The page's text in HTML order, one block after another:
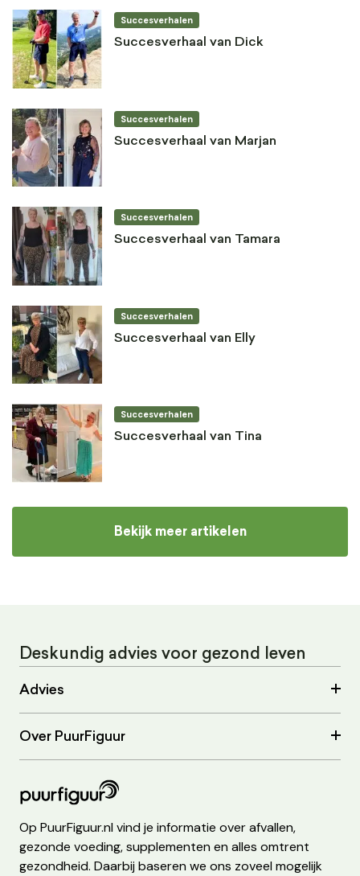
Succesverhalen
Succesverhaal van Dick
Succesverhalen
Succesverhaal van Marjan
Succesverhalen
Succesverhaal van Tamara
Succesverhalen
Succesverhaal van Elly
Succesverhalen
Succesverhaal van Tina
Bekijk meer artikelen
Deskundig advies voor gezond leven
Advies
Over PuurFiguur
Op PuurFiguur.nl vind je informatie over afvallen,
gezonde voeding, supplementen en alles omtrent
gezondheid. Daarbij baseren we ons zoveel mogelijk